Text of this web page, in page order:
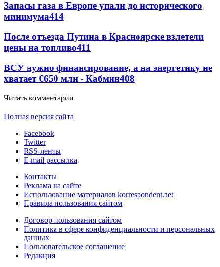
Запасы газа в Европе упали до исторического
минимума414
После отъезда Путина в Красноярске взлетели
цены на топливо411
ВСУ нужно финансирование, а на энергетику не
хватает €650 млн - Кабмин408
Читать комментарии
Полная версия сайта
Facebook
Twitter
RSS-ленты
E-mail рассылка
Контакты
Реклама на сайте
Использование материалов korrespondent.net
Правила пользования сайтом
Договор пользования сайтом
Политика в сфере конфиденциальности и персональных
данных
Пользовательское соглашение
Редакция